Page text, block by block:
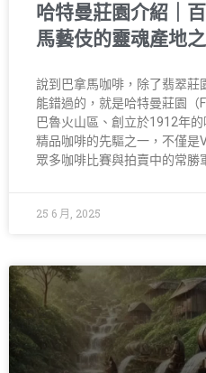
哈特曼莊園介紹｜
馬藝伎的靈魂產地之
說到巴拿馬咖啡，除了翡翠
能錯過的，就是哈特曼莊園（
巴魯火山區、創立於1912年
精品咖啡的先驅之一，不僅是
眾多咖啡比賽與拍賣中的常勝
25 6 月, 2025